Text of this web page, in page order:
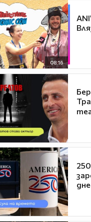
08:16